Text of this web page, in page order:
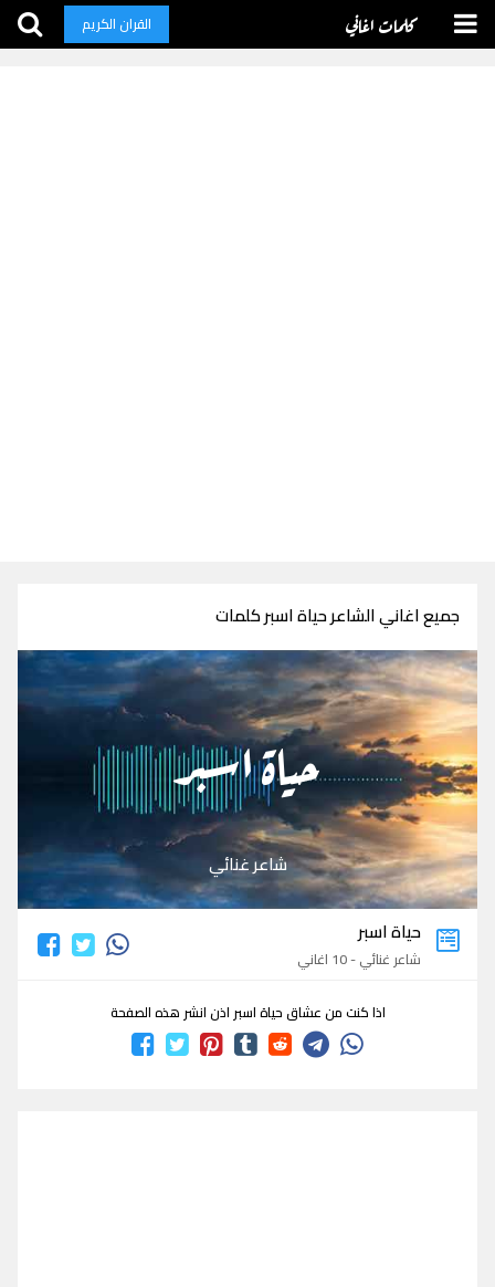
كلمات اغاني القران الكريم
جميع اغاني الشاعر حياة اسبر كلمات
حياة اسبر
شاعر غنائي
حياة اسبر
شاعر غنائي - 10 اغاني
اذا كنت من عشاق حياة اسبر اذن انشر هذه الصفحة